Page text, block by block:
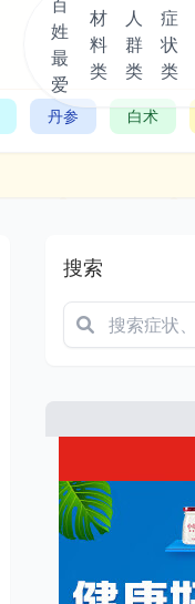
姓
最
爱
材
料
类
人
群
类
症
状
类
丹参 白术
搜索